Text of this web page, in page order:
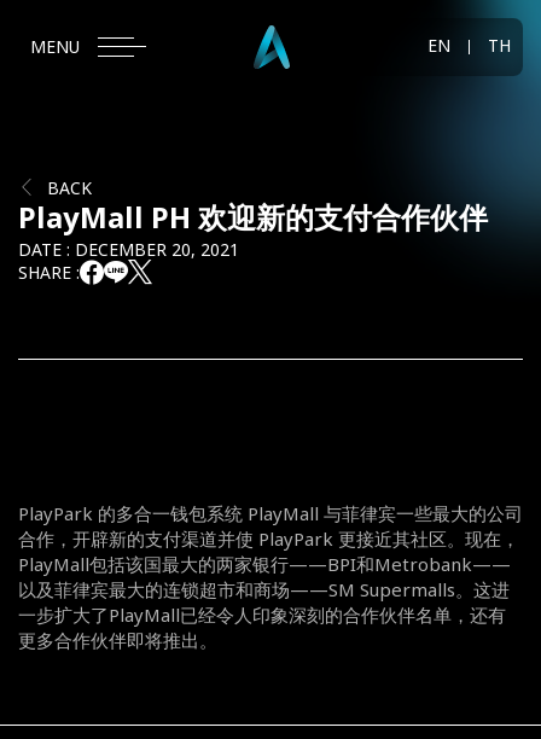
MENU EN TH
BACK
PlayMall PH 欢迎新的支付合作伙伴
DATE : DECEMBER 20, 2021
SHARE :
PlayPark 的多合一钱包系统 PlayMall 与菲律宾一些最大的公司
合作，开辟新的支付渠道并使 PlayPark 更接近其社区。现在，
PlayMall包括该国最大的两家银行——BPI和Metrobank——
以及菲律宾最大的连锁超市和商场——SM Supermalls。这进
一步扩大了PlayMall已经令人印象深刻的合作伙伴名单，还有
更多合作伙伴即将推出。